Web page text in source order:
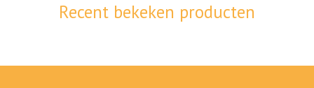
Recent bekeken producten